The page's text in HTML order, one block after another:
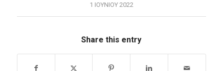
1 ΙΟΥΝΊΟΥ 2022
Share this entry